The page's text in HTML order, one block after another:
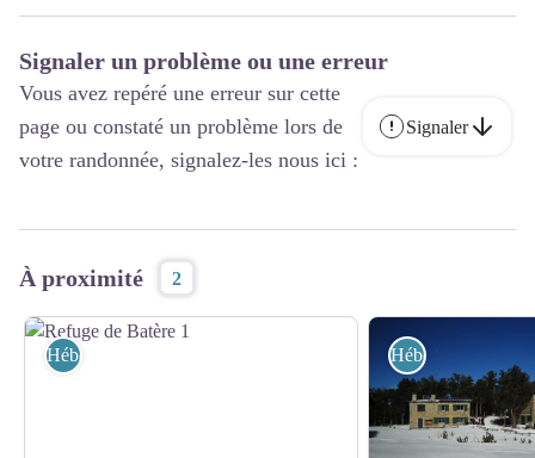
Signaler un problème ou une erreur
Vous avez repéré une erreur sur cette
page ou constaté un problème lors de
votre randonnée, signalez-les nous ici :
Signaler
À proximité 2
Hébergement Hébergement